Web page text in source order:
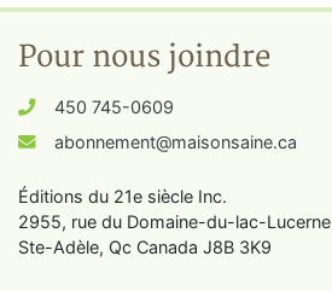
Pour nous joindre
450 745-0609
abonnement@maisonsaine.ca
Éditions du 21e siècle Inc.
2955, rue du Domaine-du-lac-Lucerne
Ste-Adèle, Qc Canada J8B 3K9